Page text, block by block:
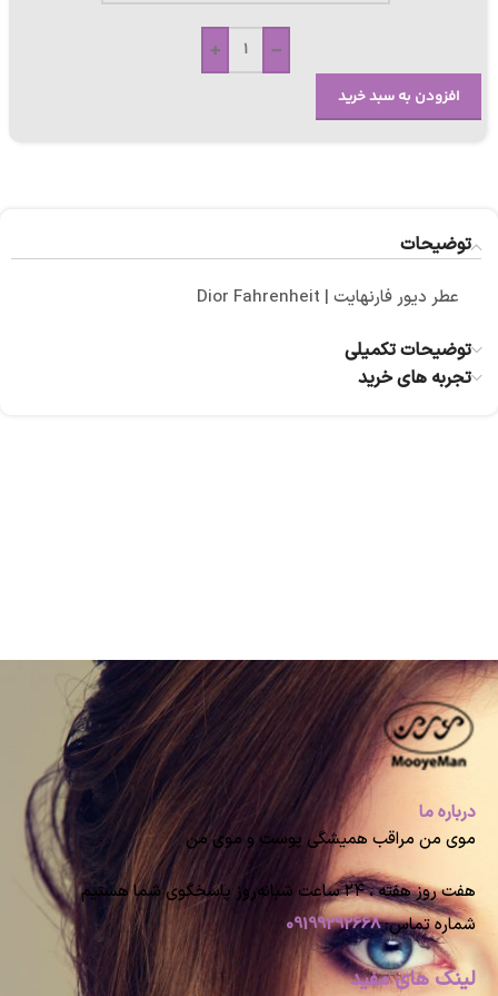
-
+
افزودن به سبد خرید
توضیحات
عطر دیور فارنهایت | Dior Fahrenheit
توضیحات تکمیلی
تجربه های خرید
درباره ما
موی من مراقب همیشگی پوست و موی من
هفت روز هفته ، ۲۴ ساعت شبانه‌روز پاسخگوی شما هستیم
شماره تماس:09199292668
لینک های مفید